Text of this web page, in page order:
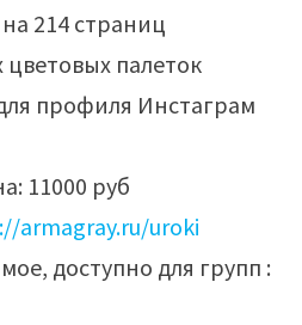
214 страниц ⠀⠀
палеток ⠀⠀
профиля Инстаграм
11000 руб
armagray.ru/uroki
доступно для групп :